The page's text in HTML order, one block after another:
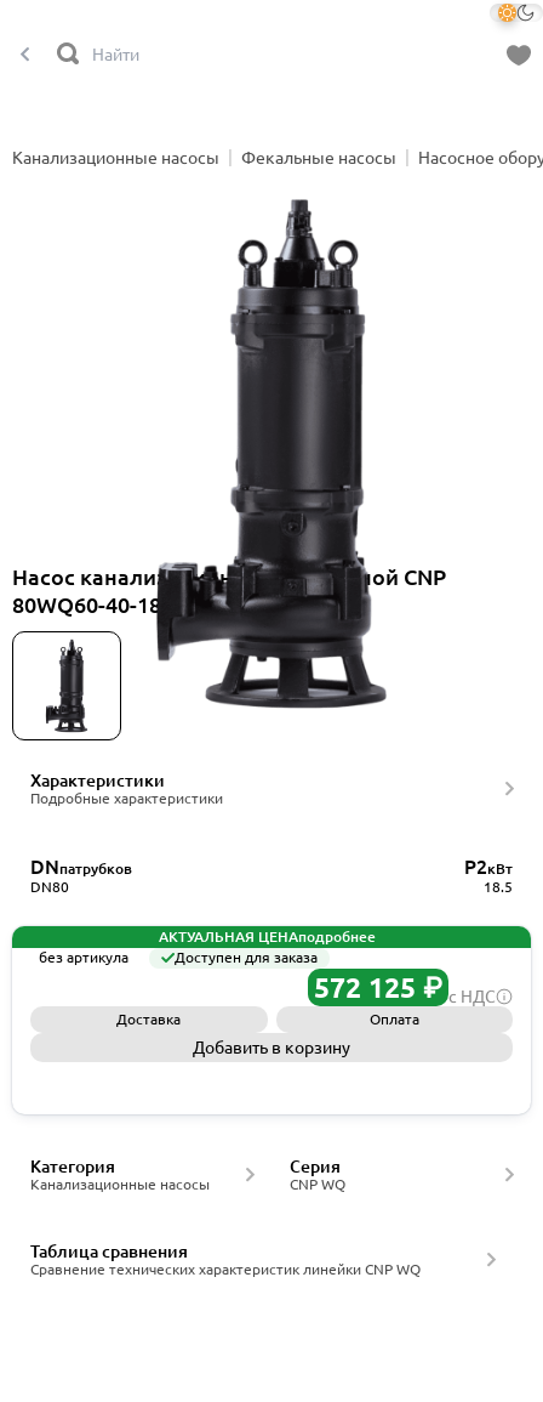
Канализационные насосы Фекальные насосы Насосное
Насос канализационный погружной CNP
80WQ60-40-18.5HES(I)+HS80WQ
Характеристики
Подробные характеристики
DNпатрубков
DN80
P2кВт
18.5
АКТУАЛЬНАЯ ЦЕНАподробнее
без артикула
Доступен для заказа
572 125 ₽ с НДС
Доставка Оплата
Добавить в корзину
Канализационные насосы
Категория
CNP WQ
Серия
Сравнение технических характеристик линейки CNP WQ
Таблица сравнения